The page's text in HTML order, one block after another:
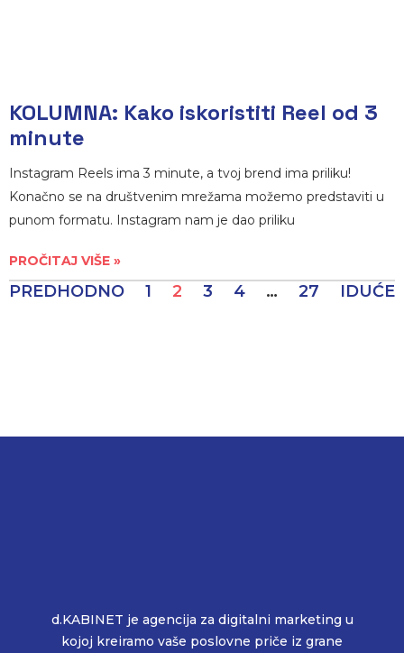
KOLUMNA: Kako iskoristiti Reel od 3
minute
Instagram Reels ima 3 minute, a tvoj brend ima priliku!
Konačno se na društvenim mrežama možemo predstaviti u
punom formatu. Instagram nam je dao priliku
PROČITAJ VIŠE »
PREDHODNO 1 2 3 4 … 27 IDUĆE
d.KABINET je agencija za digitalni marketing u
kojoj kreiramo vaše poslovne priče iz grane